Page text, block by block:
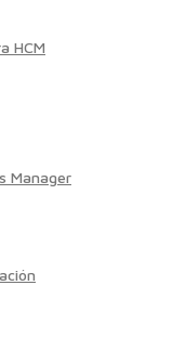
HCM
Manager